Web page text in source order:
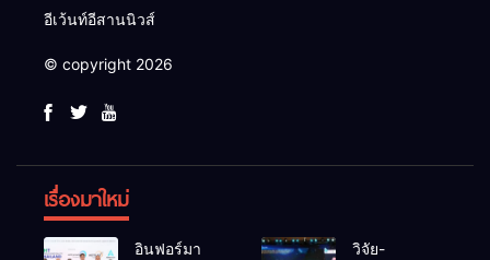
อีเว้นท์อีสานนิวส์
© copyright 2026
เรื่องมาใหม่
อินฟอร์มา
วิจัย-